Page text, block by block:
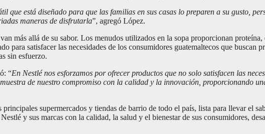
que está diseñado para que las familias en sus casas lo preparen a su gusto,
maneras de disfrutarla”, agregó López.
más allá de su sabor. Los menudos utilizados en la sopa proporcionan
para satisfacer las necesidades de los consumidores guatemaltecos que
sin esfuerzo.
“En Nestlé nos esforzamos por ofrecer productos que no solo satisfacen las
de nuestro compromiso con la calidad y la innovación, proporcionando
supermercados y tiendas de barrio de todo el país, lista para llevar el
y sus marcas con la calidad, la salud y el bienestar de sus consumidores,